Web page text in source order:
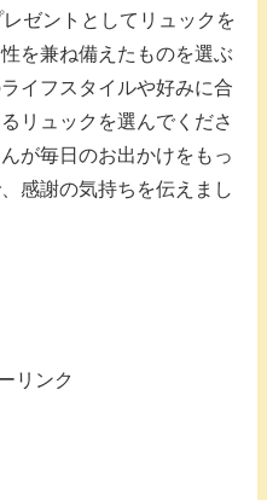
ゼントとしてリュックを
を兼ね備えたものを選ぶ
イフスタイルや好みに合
リュックを選んでくださ
が毎日のお出かけをもっ
感謝の気持ちを伝えまし
リンク